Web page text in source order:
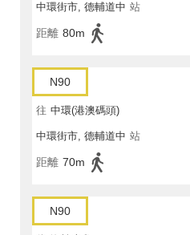
中環街市, 德輔道中 站
距離 80m
N90
往 中環(港澳碼頭)
中環街市, 德輔道中 站
距離 70m
N90